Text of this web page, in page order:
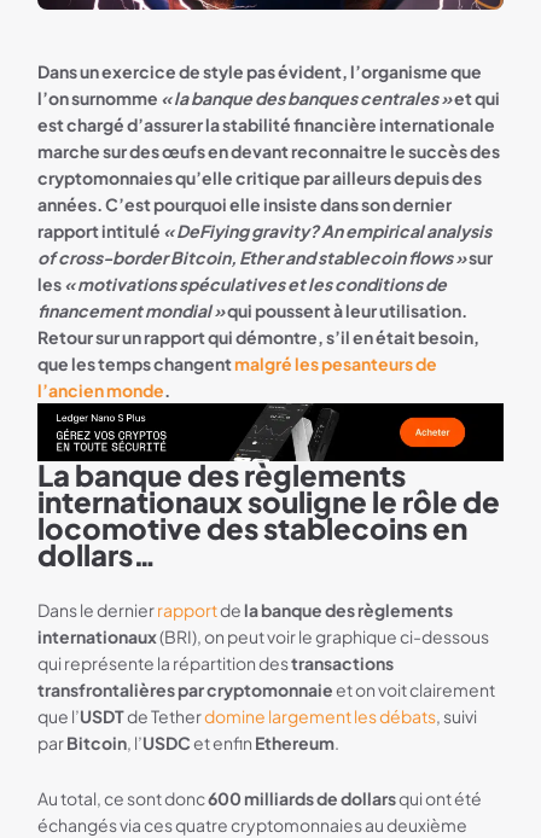
Dans un exercice de style pas évident, l’organisme que
l’on surnomme « la banque des banques centrales »et qui
est chargé d’assurer la stabilité financière internationale
marche sur des œufs en devant reconnaitre le succès des
cryptomonnaies qu’elle critique par ailleurs depuis des
années. C’est pourquoi elle insiste dans son dernier
rapport intitulé « DeFiying gravity? An empirical analysis
of cross-border Bitcoin, Ether and stablecoin flows »sur
les« motivations spéculatives et les conditions de
financement mondial »qui poussent à leur utilisation.
Retour sur un rapport qui démontre, s’il en était besoin,
que les temps changentmalgré les pesanteurs de
l’ancien monde.
Bannière Ledger
La banque des règlements
internationaux souligne le rôle de
locomotive des stablecoins en
dollars…
Dans le dernierrapportde la banque des règlements
internationaux(BRI), on peut voir le graphique ci-dessous
qui représente la répartition destransactions
transfrontalières par cryptomonnaieet on voit clairement
que l’USDTde Tetherdomine largement les débats , suivi
parBitcoin , l’USDCet enfin Ethereum
Au total, ce sont donc600 milliards de dollarsqui ont été
échangés via ces quatre cryptomonnaies au deuxième